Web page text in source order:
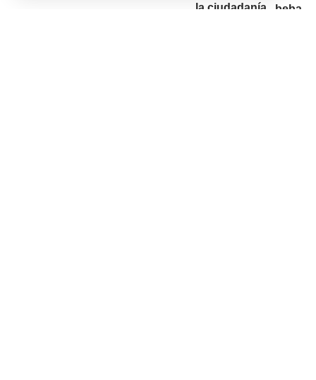
la ciudadanía